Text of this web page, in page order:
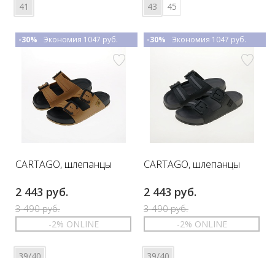
41 43 45
CARTAGO, шлепанцы
2 443 руб.
3 490 руб.
-30% Экономия 1047 руб.
-2% ONLINE
CARTAGO, шлепанцы
2 443 руб.
3 490 руб.
-30% Экономия 1047 руб.
-2% ONLINE